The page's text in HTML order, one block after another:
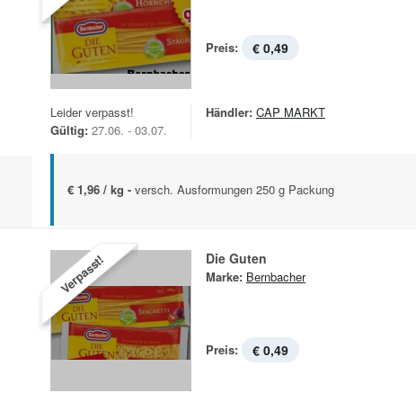
Preis: € 0,49
Leider verpasst!
Gültig: 27.06. - 03.07.
Händler: CAP MARKT
€ 1,96 / kg - versch. Ausformungen 250 g Packung
Verpasst! Die Guten
Marke: Bernbacher
Preis: € 0,49